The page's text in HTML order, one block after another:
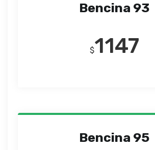
Bencina 93
$1147
Bencina 95